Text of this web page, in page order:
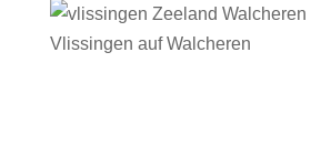
Vlissingen auf Walcheren